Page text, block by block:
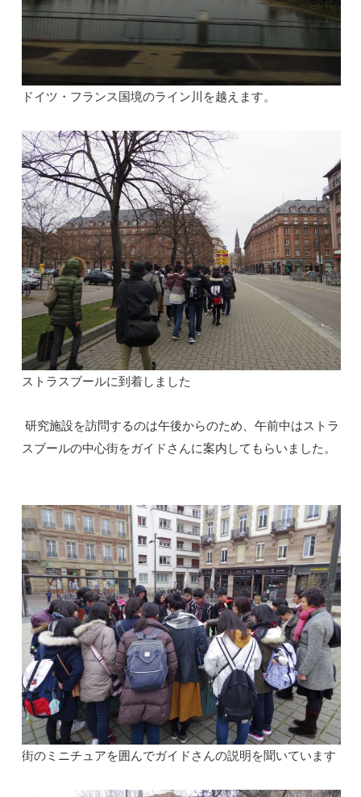
ドイツ・フランス国境のライン川を越えます。
ストラスブールに到着しました
研究施設を訪問するのは午後からのため、午前中はストラ
スブールの中心街をガイドさんに案内してもらいました。
街のミニチュアを囲んでガイドさんの説明を聞いています